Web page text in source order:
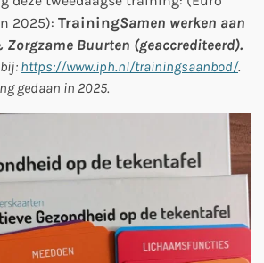
2025): TrainingSamen werken aan
Zorgzame Buurten (geaccrediteerd).
https://www.iph.nl/trainingsaanbod/.
gedaan in 2025.